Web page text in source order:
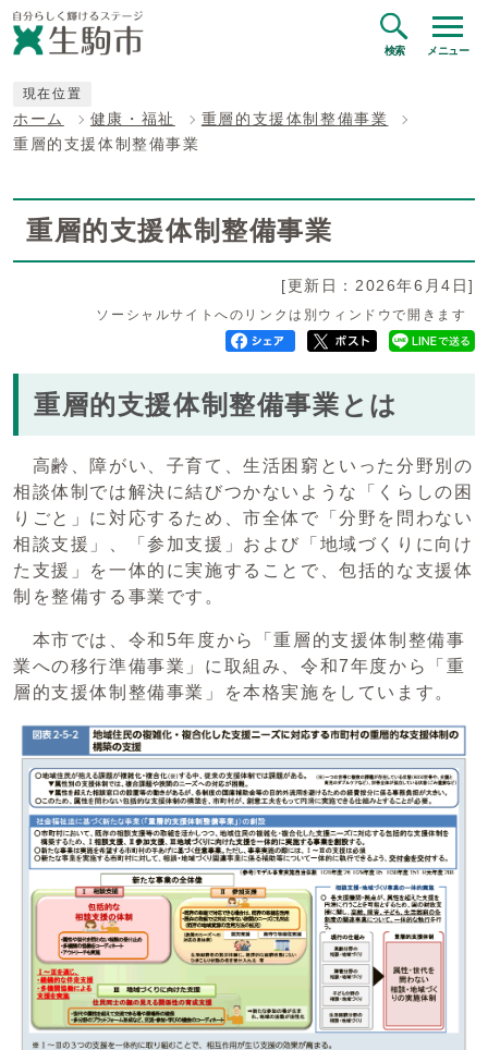
検索 メニュー
現在位置
ホーム 健康・福祉
重層的支援体制整備事業
重層的支援体制整備事業
重層的支援体制整備事業
[更新日：2026年6月4日]
ソーシャルサイトへのリンクは別ウィンドウで開きます
重層的支援体制整備事業とは
高齢、障がい、子育て、生活困窮といった分野別の
相談体制では解決に結びつかないような「くらしの困
りごと」に対応するため、市全体で「分野を問わない
相談支援」、「参加支援」および「地域づくりに向け
た支援」を一体的に実施することで、包括的な支援体
制を整備する事業です。
本市では、令和5年度から「重層的支援体制整備事
業への移行準備事業」に取組み、令和7年度から「重
層的支援体制整備事業」を本格実施をしています。